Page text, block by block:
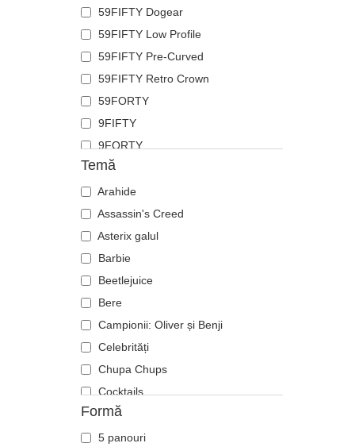
Doberman
Dragon
Fenix
Flamingo
Fluture
Focă
Furnică
Ghepard
Hipopotam
Labrador retriever
Langustă
Leoaică
Leu
Libelulă
Licurici
Lup
Oaie
Panteră
Pegas
Pescăruș
59FIFTY Dogear
59FIFTY Low Profile
59FIFTY Pre-Curved
59FIFTY Retro Crown
59FORTY
9FIFTY
9FORTY
9FORTY APEX
9FORTY M-Crown
9SEVENTY
9TWENTY
A Frame
Casual Classic
E Frame
Open Back
Runner
The 90s
The Ball
The Retro
The Snap
Temă
Arahide
Assassin's Creed
Asterix galul
Barbie
Beetlejuice
Bere
Campionii: Oliver și Benji
Celebrități
Chupa Chups
Cocktails
DC Comics
Disney
Formă
5 panouri